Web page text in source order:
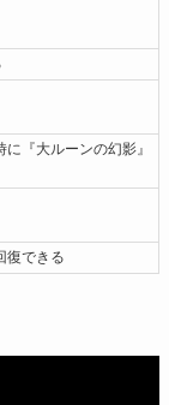
『大ルーンの幻影』
復できる